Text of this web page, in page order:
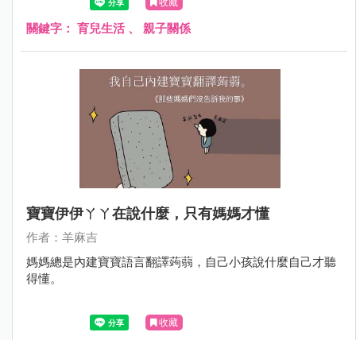
關鍵字： 育兒生活、 親子關係
寶寶伊伊ㄚㄚ在說什麼，只有媽媽才懂
作者：羊麻吉
媽媽總是內建寶寶語言翻譯蒟蒻，自己小孩說什麼自己才聽
得懂。
收藏